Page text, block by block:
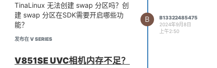
#define MAX_FILE_NAME_LEN 256
#define FILE_TYPE_NUM 29
#define FILE_TYPE_LEN 10
#define VIDEO_TYPE_NUM 11
#define VIDEO_TYPE_LEN 10
#define LOOP_PLAY_FLAG 1
TinaLinux 无法创建 swap 分区吗？创
建 swap 分区在SDK需要开启哪些功
能？
发布在 V SERIES
B
B13322485475
2024年9月8日
上午2:50
V851SE UVC相机内存不足？